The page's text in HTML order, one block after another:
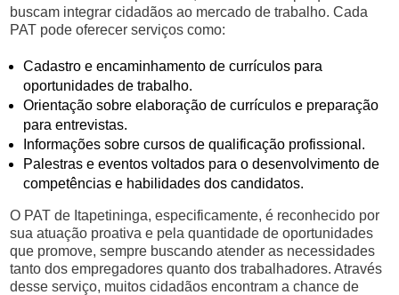
buscam integrar cidadãos ao mercado de trabalho. Cada
PAT pode oferecer serviços como:
Cadastro e encaminhamento de currículos para
oportunidades de trabalho.
Orientação sobre elaboração de currículos e preparação
para entrevistas.
Informações sobre cursos de qualificação profissional.
Palestras e eventos voltados para o desenvolvimento de
competências e habilidades dos candidatos.
O PAT de Itapetininga, especificamente, é reconhecido por
sua atuação proativa e pela quantidade de oportunidades
que promove, sempre buscando atender as necessidades
tanto dos empregadores quanto dos trabalhadores. Através
desse serviço, muitos cidadãos encontram a chance de